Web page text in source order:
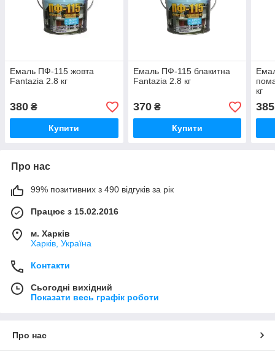
Емаль ПФ-115 жовта
Fantazia 2.8 кг
380 ₴
Купити
Емаль ПФ-115 блакитна
Fantazia 2.8 кг
370₴
Купити
кг
385
Про нас
99% позитивних з 490 відгуків за рік
Працює з 15.02.2016
м. Харків
Харків, Україна
Контакти
Сьогодні вихідний
Показати весь графік роботи
Про нас